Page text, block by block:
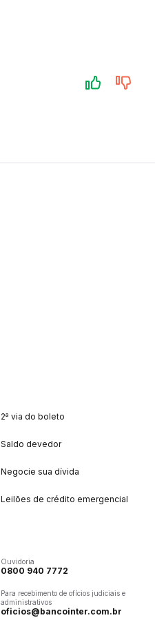
2ª via do boleto
Saldo devedor
Negocie sua dívida
Leilões de crédito emergencial
Ouvidoria
0800 940 7772
Para recebimento de ofícios judiciais e
administrativos
oficios@bancointer.com.br